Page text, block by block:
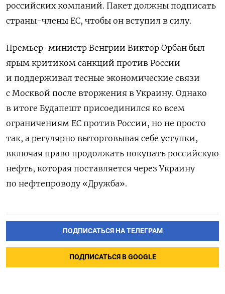
российских компаний. Пакет должны подписать
страны-члены ЕС, чтобы он вступил в силу.
Премьер-министр Венгрии Виктор Орбан был
ярым критиком санкций против России
и поддерживал тесные экономические связи
с Москвой после вторжения в Украину. Однако
в итоге Будапешт присоединился ко всем
ограничениям ЕС против России, но не просто
так, а регулярно выторговывая себе уступки,
включая право продолжать покупать российскую
нефть, которая поставляется через Украину
по нефтепроводу «Дружба».
ПОДПИСАТЬСЯ НА ТЕЛЕГРАМ
ПОДПИСАТЬСЯ В GOOGLE